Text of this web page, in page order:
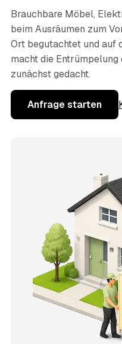
Brauchbare Möbel,
beim Ausräumen zum
Ort begutachtet und auf
macht die
zunächst gedacht.
Anfrage starten